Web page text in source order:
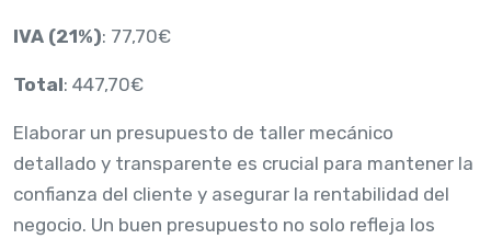
IVA (21%): 77,70€
Total: 447,70€
Elaborar un presupuesto de taller mecánico
detallado y transparente es crucial para mantener la
confianza del cliente y asegurar la rentabilidad del
negocio. Un buen presupuesto no solo refleja los